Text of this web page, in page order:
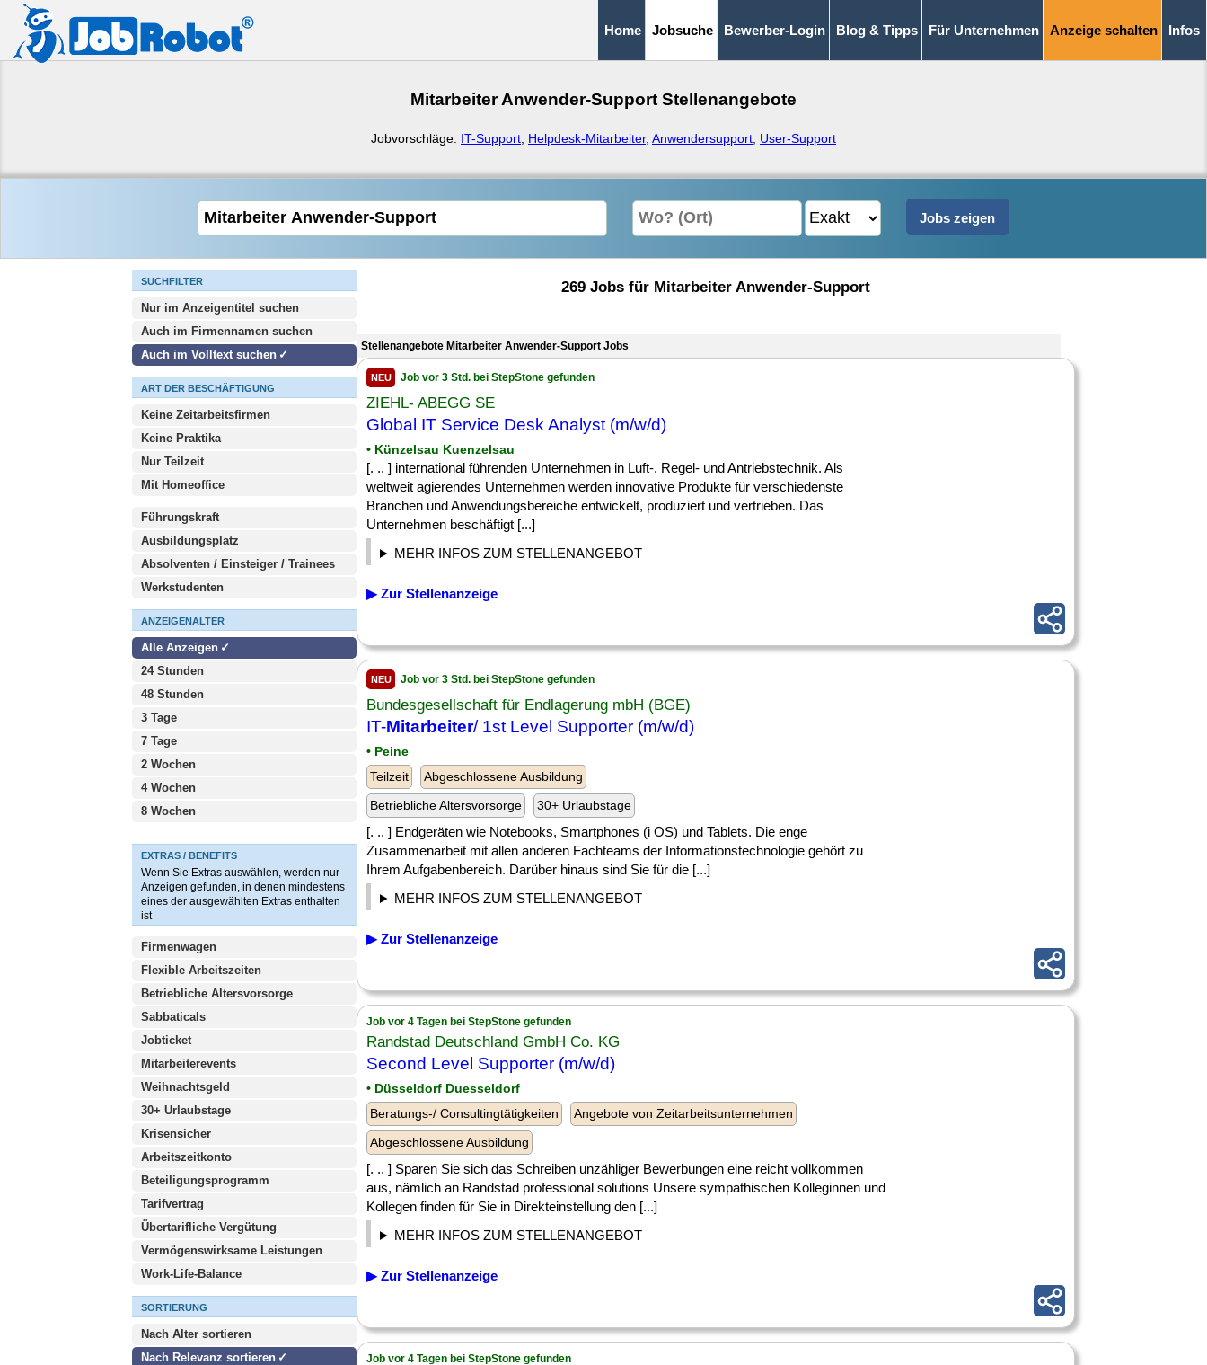
Home Jobsuche Bewerber-Login Blog & Tipps Für Unternehmen Anzeige schalten Infos
Mitarbeiter Anwender-Support Stellenangebote
Jobvorschläge: IT-Support Helpdesk-Mitarbeiter, Anwendersupport User-Support
SUCHFILTER
Nur im Anzeigentitel suchen
Auch im Firmennamen suchen
Auch im Volltext suchen
ART DER BESCHÄFTIGUNG
Keine Zeitarbeitsfirmen
Keine Praktika
Nur Teilzeit
Mit Homeoffice
Führungskraft
Ausbildungsplatz
Absolventen / Einsteiger / Trainees
Werkstudenten
ANZEIGENALTER
Alle Anzeigen
24 Stunden
48 Stunden
3 Tage
7 Tage
2 Wochen
4 Wochen
8 Wochen
EXTRAS / BENEFITS
Wenn Sie Extras auswählen, werden nur
Anzeigen gefunden, in denen mindestens
eines der ausgewählten Extras enthalten
ist
Firmenwagen
Flexible Arbeitszeiten
Betriebliche Altersvorsorge
Sabbaticals
Jobticket
Mitarbeiterevents
Weihnachtsgeld
30+ Urlaubstage
Krisensicher
Arbeitszeitkonto
Beteiligungsprogramm
Tarifvertrag
Übertarifliche Vergütung
Vermögenswirksame Leistungen
Work-Life-Balance
SORTIERUNG
Nach Alter sortieren
Nach Relevanz sortieren
269 Jobs für Mitarbeiter Anwender-Support
Stellenangebote Mitarbeiter Anwender-Support Jobs
NEU Job vor 3 Std. bei StepStone gefunden
ZIEHL- ABEGG SE
Global IT Service Desk Analyst (m/w/d)
• Künzelsau Kuenzelsau
[. .. ] international führenden Unternehmen in Luft-, Regel- und Antriebstechnik. Als
weltweit agierendes Unternehmen werden innovative Produkte für verschiedenste
Branchen und Anwendungsbereiche entwickelt, produziert und vertrieben. Das
Unternehmen beschäftigt [...]
MEHR INFOS ZUM STELLENANGEBOT
▶ Zur Stellenanzeige
NEU Job vor 3 Std. bei StepStone gefunden
Bundesgesellschaft für Endlagerung mbH (BGE)
IT-Mitarbeiter/ 1st Level Supporter (m/w/d)
• Peine
Teilzeit
Abgeschlossene Ausbildung
Betriebliche Altersvorsorge
30+ Urlaubstage
[. .. ] Endgeräten wie Notebooks, Smartphones (i OS) und Tablets. Die enge
Zusammenarbeit mit allen anderen Fachteams der Informationstechnologie gehört zu
Ihrem Aufgabenbereich. Darüber hinaus sind Sie für die [...]
MEHR INFOS ZUM STELLENANGEBOT
▶ Zur Stellenanzeige
Job vor 4 Tagen bei StepStone gefunden
Randstad Deutschland GmbH Co. KG
Second Level Supporter (m/w/d)
• Düsseldorf Duesseldorf
Beratungs-/ Consultingtätigkeiten
Angebote von Zeitarbeitsunternehmen
Abgeschlossene Ausbildung
[. .. ] Sparen Sie sich das Schreiben unzähliger Bewerbungen eine reicht vollkommen
aus, nämlich an Randstad professional solutions Unsere sympathischen Kolleginnen und
Kollegen finden für Sie in Direkteinstellung den [...]
MEHR INFOS ZUM STELLENANGEBOT
▶ Zur Stellenanzeige
Job vor 4 Tagen bei StepStone gefunden